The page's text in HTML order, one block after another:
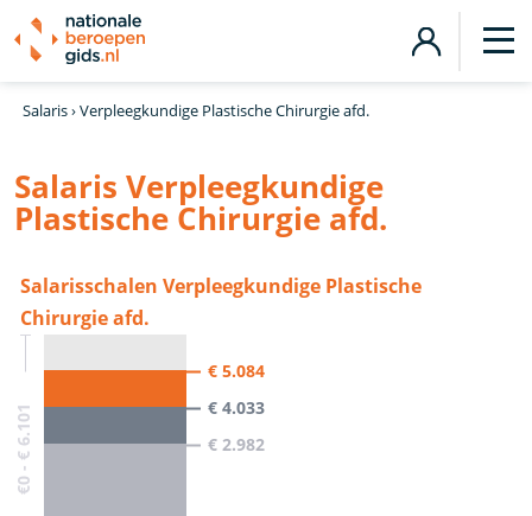
Salaris›Verpleegkundige Plastische Chirurgie afd.
Salaris Verpleegkundige
Plastische Chirurgie afd.
Salarisschalen Verpleegkundige Plastische
Chirurgie afd.
€0 - € 6.101
€ 5.084
€ 4.033
€ 2.982